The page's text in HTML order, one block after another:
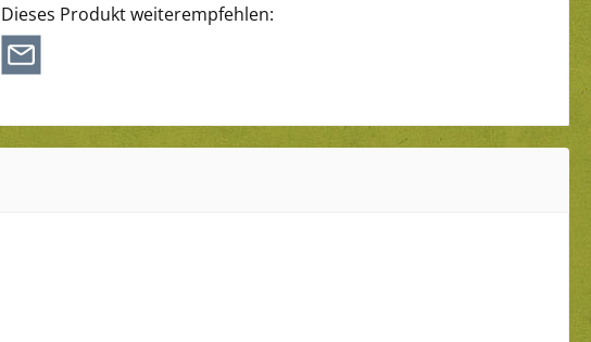
Dieses Produkt weiterempfehlen: